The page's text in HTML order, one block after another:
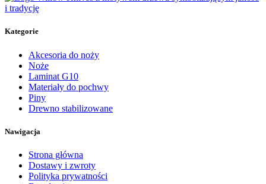
Kategorie
Akcesoria do noży
Noże
Laminat G10
Materiały do pochwy
Piny
Drewno stabilizowane
Nawigacja
Strona główna
Dostawy i zwroty
Polityka prywatności